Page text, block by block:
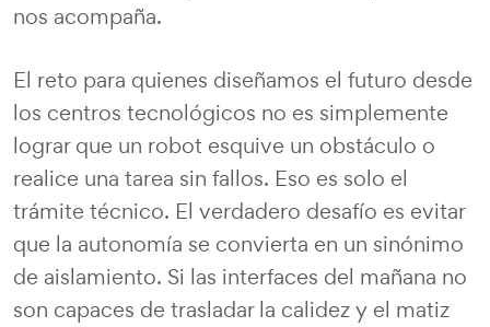
nos acompaña.
El reto para quienes diseñamos el futuro desde
los centros tecnológicos no es simplemente
lograr que un robot esquive un obstáculo o
realice una tarea sin fallos. Eso es solo el
trámite técnico. El verdadero desafío es evitar
que la autonomía se convierta en un sinónimo
de aislamiento. Si las interfaces del mañana no
son capaces de trasladar la calidez y el matiz